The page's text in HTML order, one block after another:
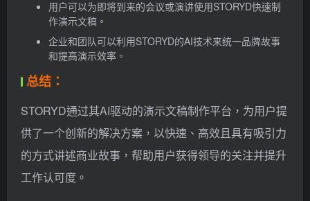
用户可以为即将到来的会议或演讲使用STORYD快速制
作演示文稿。
企业和团队可以利用STORYD的AI技术来统一品牌故事
和提高演示效率。
总结：
STORYD通过其AI驱动的演示文稿制作平台，为用户提
供了一个创新的解决方案，以快速、高效且具有吸引力
的方式讲述商业故事，帮助用户获得领导的关注并提升
工作认可度。